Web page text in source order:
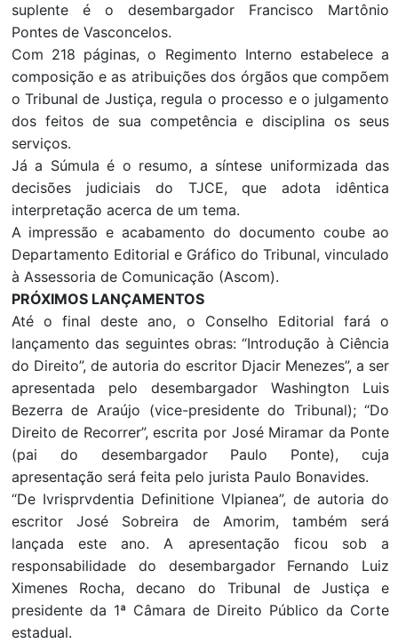
suplente é o desembargador Francisco Martônio
Pontes de Vasconcelos.
Com 218 páginas, o Regimento Interno estabelece a
composição e as atribuições dos órgãos que compõem
o Tribunal de Justiça, regula o processo e o julgamento
dos feitos de sua competência e disciplina os seus
serviços.
Já a Súmula é o resumo, a síntese uniformizada das
decisões judiciais do TJCE, que adota idêntica
interpretação acerca de um tema.
A impressão e acabamento do documento coube ao
Departamento Editorial e Gráfico do Tribunal, vinculado
à Assessoria de Comunicação (Ascom).
PRÓXIMOS LANÇAMENTOS
Até o final deste ano, o Conselho Editorial fará o
lançamento das seguintes obras: “Introdução à Ciência
do Direito”, de autoria do escritor Djacir Menezes”, a ser
apresentada pelo desembargador Washington Luis
Bezerra de Araújo (vice-presidente do Tribunal); “Do
Direito de Recorrer”, escrita por José Miramar da Ponte
(pai do desembargador Paulo Ponte), cuja
apresentação será feita pelo jurista Paulo Bonavides.
“De Ivrisprvdentia Definitione Vlpianea”, de autoria do
escritor José Sobreira de Amorim, também será
lançada este ano. A apresentação ficou sob a
responsabilidade do desembargador Fernando Luiz
Ximenes Rocha, decano do Tribunal de Justiça e
presidente da 1ª Câmara de Direito Público da Corte
estadual.